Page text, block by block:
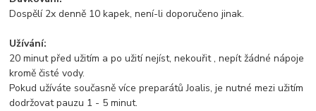
Dospělí 2x denně 10 kapek, není-li doporučeno jinak.
Užívání:
20 minut před užitím a po užití nejíst, nekouřit , nepít žádné nápoje
kromě čisté vody.
Pokud užíváte současně více preparátů Joalis, je nutné mezi užitím
dodržovat pauzu 1 - 5 minut.